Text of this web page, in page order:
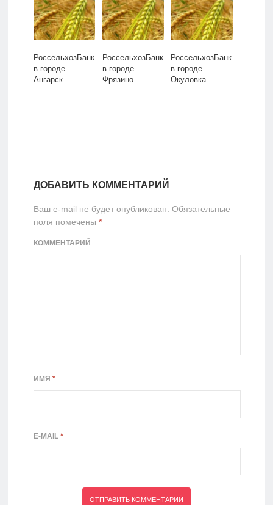
РоссельхозБанк
в городе
Ангарск
РоссельхозБанк
в городе
Фрязино
РоссельхозБанк
в городе
Окуловка
ДОБАВИТЬ КОММЕНТАРИЙ
Ваш e-mail не будет опубликован. Обязательные
поля помечены *
КОММЕНТАРИЙ
ИМЯ *
E-MAIL *